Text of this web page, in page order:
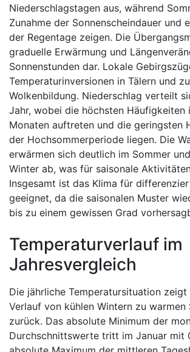
Niederschlagstagen aus, während
Zunahme der Sonnenscheindauer und
der Regentage zeigen. Die
graduelle Erwärmung und
Sonnenstunden dar. Lokale
Temperaturinversionen in Tälern und
Wolkenbildung. Niederschlag verteilt
Jahr, wobei die höchsten Häufigkeiten
Monaten auftreten und die geringsten
der Hochsommerperiode liegen. Die
erwärmen sich deutlich im Sommer
Winter ab, was für saisonale
Insgesamt ist das Klima für
geeignet, da die saisonalen Muster
bis zu einem gewissen Grad
Temperaturverlauf im
Jahresvergleich
Die jährliche Temperatursituation zeigt
Verlauf von kühlen Wintern zu warmen
zurück. Das absolute Minimum der
Durchschnittswerte tritt im Januar mit